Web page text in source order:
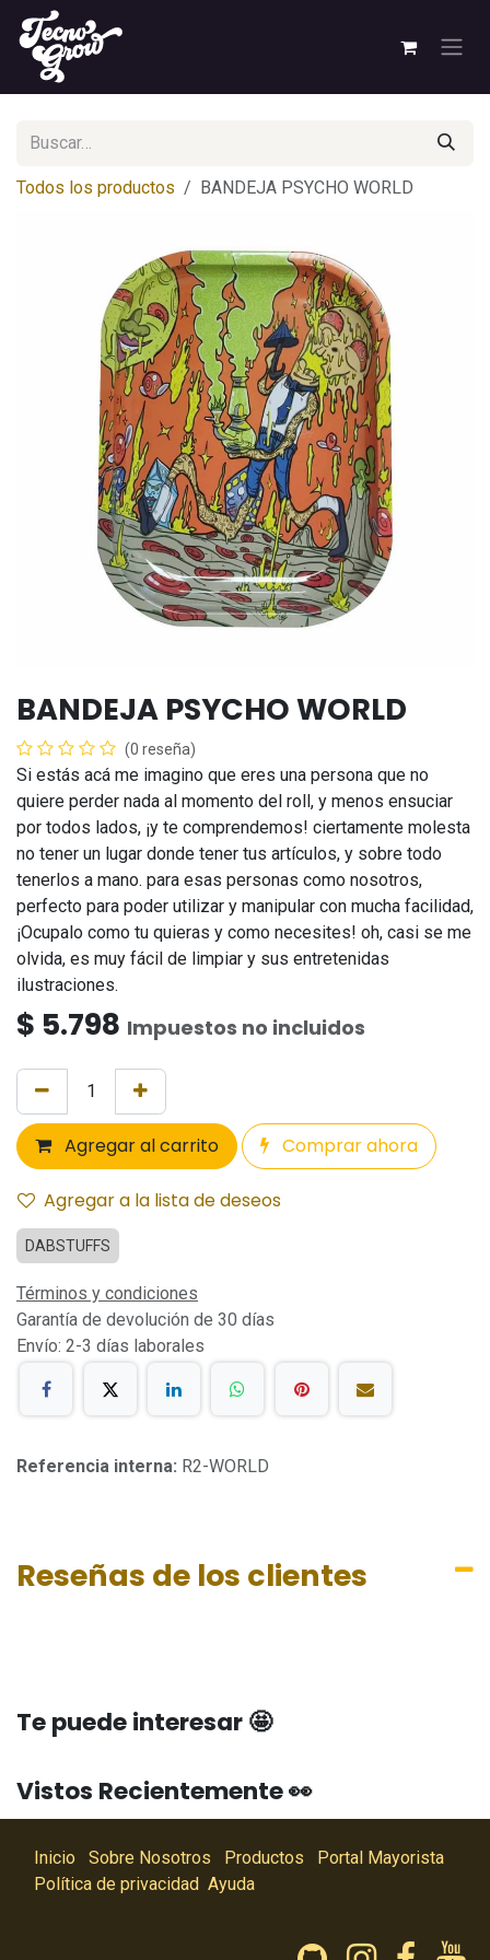
Ir al contenido
Todos los productos BANDEJA PSYCHO WORLD
BANDEJA PSYCHO WORLD
(0 reseña)
Si estás acá me imagino que eres una persona que no
quiere perder nada al momento del roll, y menos ensuciar
por todos lados, ¡y te comprendemos! ciertamente molesta
no tener un lugar donde tener tus artículos, y sobre todo
tenerlos a mano. para esas personas como nosotros,
perfecto para poder utilizar y manipular con mucha facilidad,
¡Ocupalo como tu quieras y como necesites! oh, casi se me
olvida, es muy fácil de limpiar y sus entretenidas
ilustraciones.
$ 5.798 Impuestos no incluidos
Agregar al carrito Comprar ahora
Agregar a la lista de deseos
DABSTUFFS
Términos y condiciones
Garantía de devolución de 30 días
Envío: 2-3 días laborales
Referencia interna: R2-WORLD
Reseñas de los clientes
Te puede interesar 🤩
Vistos Recientemente 👀
Inicio Sobre Nosotros Productos
Portal Mayorista
Política de privacidad Ayuda